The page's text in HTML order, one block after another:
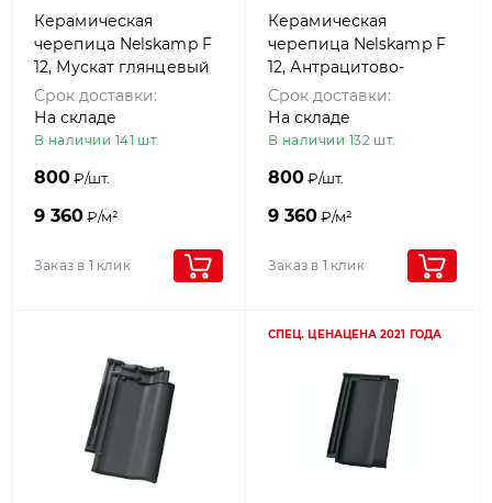
Керамическая
черепица Nelskamp F
12, Мускат глянцевый
Срок доставки:
На складе
В наличии 141 шт.
800₽/шт.
9 360₽/м²
Заказ в 1 клик
Керамическая
черепица Nelskamp F
12, Антрацитово-
серый
Срок доставки:
На складе
В наличии 132 шт.
800₽/шт.
9 360₽/м²
Заказ в 1 клик
СПЕЦ. ЦЕНАЦЕНА 2021 ГОДА